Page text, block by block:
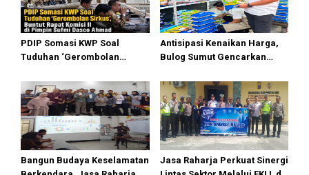
PDIP Somasi KWP Soal
Tuduhan ‘Gerombolan
II Dipimpin Sufmi Dasco
Ahmad
Antisipasi Kenaikan Harga,
Bulog Sumut Gencarkan
Premium
Bangun Budaya Keselamatan
Jasa Raharja Perkuat Sinergi